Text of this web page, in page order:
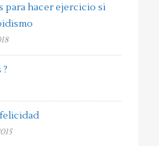
para hacer ejercicio si